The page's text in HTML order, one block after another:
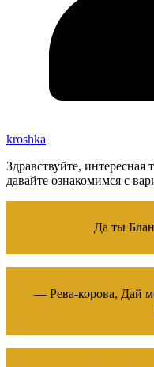
kroshka
Здравствуйте,
давайте ознакомимся с
Да ты
— Рева-корова, Дай